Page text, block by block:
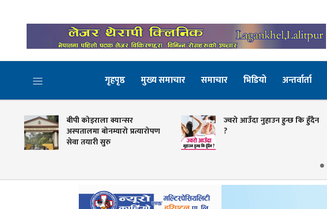
गृहपृष्ठ मुख्य समाचार समाचार भिडियो अन्तर्वार्ता
बीपी कोइराला क्यान्सर
अस्पतालमा बोनम्यारो प्रत्यारोपण
सेवा तयारी सुरु
ज्वरो आउँदा नुहाउन हुन्छ कि हुँदैन
?